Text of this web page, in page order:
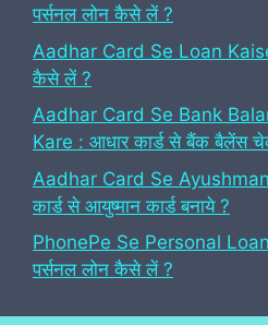
पर्सनल लोन कैसे लें ?
Aadhar Card Se Loan
कैसे लें ?
Aadhar Card Se Bank
Kare : आधार कार्ड से बैंक बैलेंस
Aadhar Card Se
कार्ड से आयुष्मान कार्ड बनाये ?
PhonePe Se Personal
पर्सनल लोन कैसे लें ?